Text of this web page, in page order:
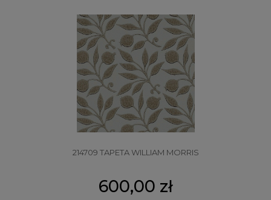
214709 TAPETA WILLIAM MORRIS
600,00 zł